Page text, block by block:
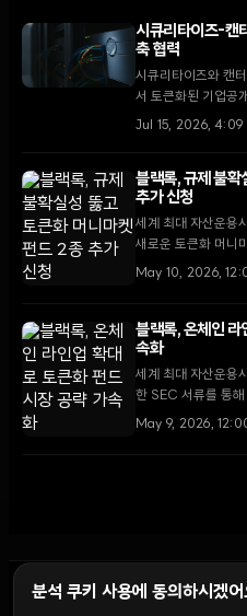
시큐리타이즈-캔
축 협력
시큐리타이즈와 캔
서 토큰화된 기업공
축에 나섰다. 이는
Jul 15, 2026, 4:09
블랙록, 규제 불확
추가 신청
세계 최대 자산운용
새로운 토큰화 머니
장 지배력 강화에 나
May 10, 2026,
블랙록, 온체인 라
속화
세계 최대 자산운용
한 SEC 서류를 통
개했다. 이번 행보는
May 9, 2026,
분석 쿠키 사용에 동의하시겠어